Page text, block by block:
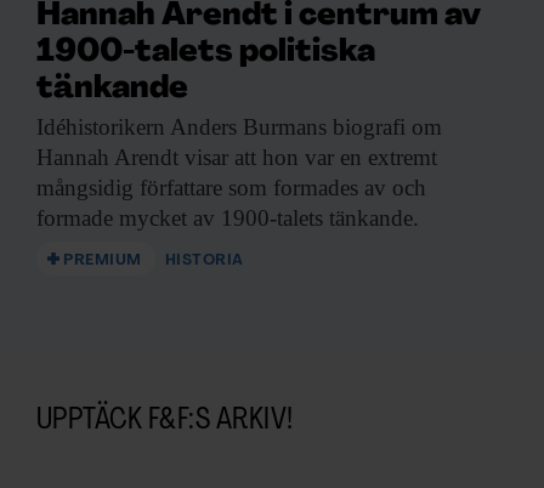
Hannah Arendt i centrum av
1900-talets politiska
tänkande
Idéhistorikern Anders Burmans biografi om
Hannah Arendt visar att hon var en extremt
mångsidig författare som formades av och
formade mycket av 1900-talets tänkande.
PREMIUM HISTORIA
UPPTÄCK F&F:S ARKIV!